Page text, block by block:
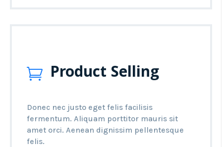
 Product Selling
Donec nec justo eget felis facilisis
fermentum. Aliquam porttitor mauris sit
amet orci. Aenean dignissim pellentesque
felis.